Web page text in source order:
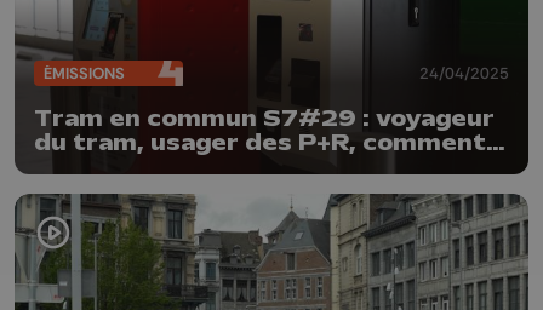
ÉMISSIONS 24/04/2025
Tram en commun S7#29 : voyageur
du tram, usager des P+R, comment